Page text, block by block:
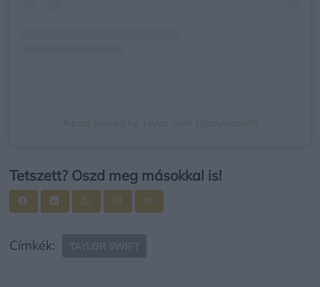
Tetszett? Oszd meg másokkal is!
Címkék: TAYLOR SWIFT